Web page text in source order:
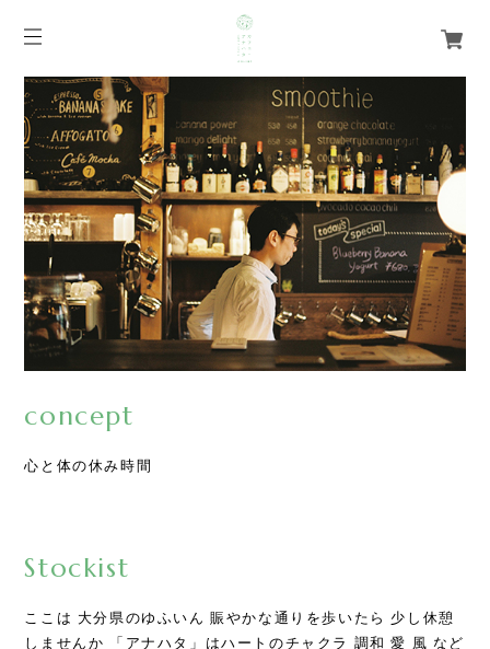
concept
心と体の休み時間
Stockist
ここは 大分県のゆふいん 賑やかな通りを歩いたら 少し休憩
しませんか 「アナハタ」はハートのチャクラ 調和 愛 風 など